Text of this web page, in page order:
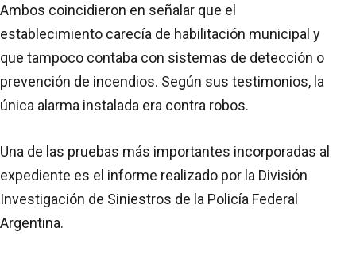
Ambos coincidieron en señalar que el
establecimiento carecía de habilitación municipal y
que tampoco contaba con sistemas de detección o
prevención de incendios. Según sus testimonios, la
única alarma instalada era contra robos.
Una de las pruebas más importantes incorporadas al
expediente es el informe realizado por la División
Investigación de Siniestros de la Policía Federal
Argentina.